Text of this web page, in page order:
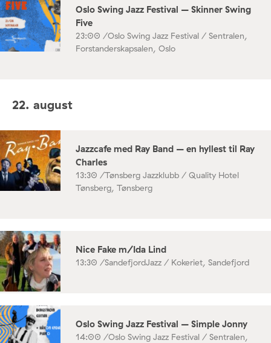
Oslo Swing Jazz Festival – Skinner Swing
Five
23:00 /Oslo Swing Jazz Festival / Sentralen,
Forstanderskapsalen, Oslo
22. august
Jazzcafe med Ray Band – en hyllest til Ray
Charles
13:30 /Tønsberg Jazzklubb / Quality Hotel
Tønsberg, Tønsberg
Nice Fake m/Ida Lind
13:30 /SandefjordJazz / Kokeriet, Sandefjord
Oslo Swing Jazz Festival – Simple Jonny
14:00 /Oslo Swing Jazz Festival / Sentralen,